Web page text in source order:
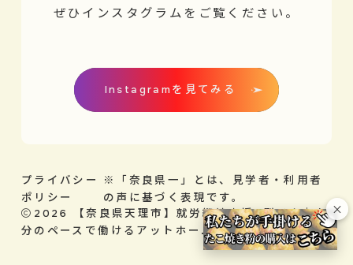
×
ぜひインスタグラムをご覧ください。
Instagramを見てみる
プライバシー
ポリシー
※「奈良県一」とは、見学者・利用者
の声に基づく表現です。
2026
【奈良県天理市】就労継続支援B型てん｜自
分のペースで働けるアットホームな事業所